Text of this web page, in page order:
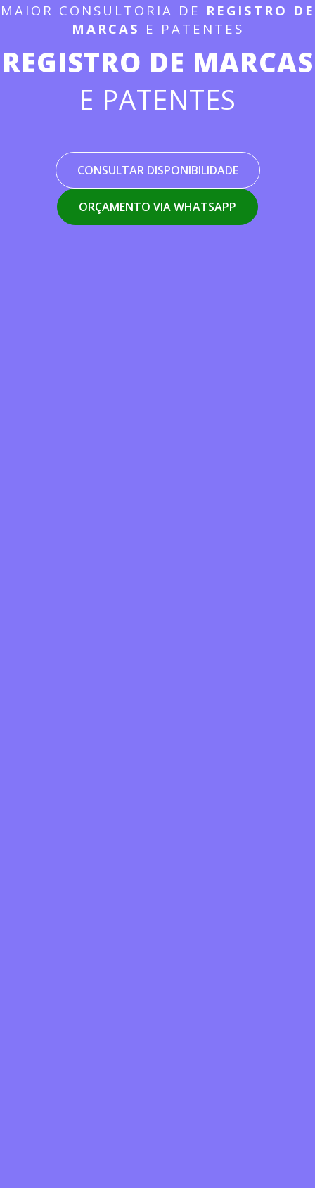
MAIOR CONSULTORIA DE REGISTRO DE
MARCAS E PATENTES
REGISTRO DE MARCAS
E PATENTES
CONSULTAR DISPONIBILIDADE
ORÇAMENTO VIA WHATSAPP